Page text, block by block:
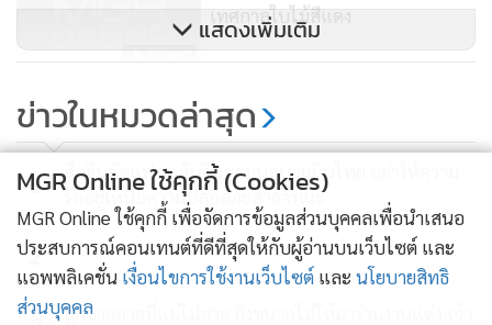
9,003
เทศกาลใบไม้สีแดง
14,843
พระราชวังหลวงญี่ปุ่นเปิดให้
ประชาชนชมใบไม้เปลี่ยนสี (ชมภาพ
ชุดและคลิป)
แสดงเพิ่มเติม
ข่าวในหมวดล่าสุด
1
สื่อจีนอัดแฟนคลับจีนชุลมุนสนามบินไทย อย่าให้ความ
รักอยู่เหนือความปลอดภัยสาธารณะ
2
ลูกชายอายที่แม่ไม่สวย ถึงขนาดไม่ให้มาร่วมงานแต่ง เจ้า
MGR Online ใช้คุกกี้ (Cookies)
MGR Online ใช้คุกกี้ เพื่อจัดการข้อมูลส่วนบุคคลเพื่อนำเสนอ
ประสบการณ์คอนเทนต์ที่ดีที่สุดให้กับผู้อ่านบนเว็บไซต์ และ
แอพพลิเคชั่น เงื่อนไขการใช้งานเว็บไซต์ และ นโยบายสิทธิ
ส่วนบุคคล